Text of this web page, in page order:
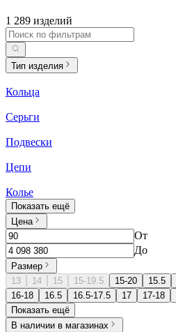
1 289 изделий
Тип изделия
Кольца
Серьги
Подвески
Цепи
Колье
Показать ещё
Цена
От
До
Размер
13
14 15 15-19.5 15-20 15.5
16-18
16.5 16.5-17.5 17 17-18
Показать ещё
В наличии в магазинах